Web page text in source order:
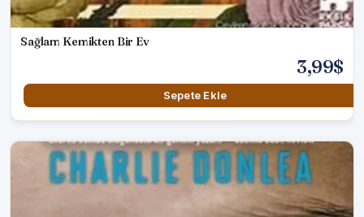
Sağlam Kemikten Bir Ev
3,99$
Sepete Ekle